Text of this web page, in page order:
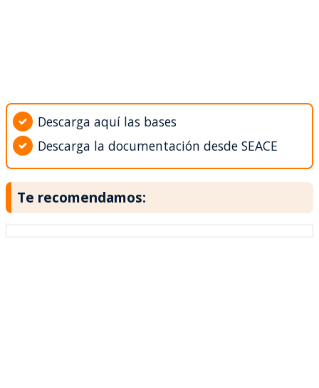
Descarga aquí las bases
Descarga la documentación desde SEACE
Te recomendamos: